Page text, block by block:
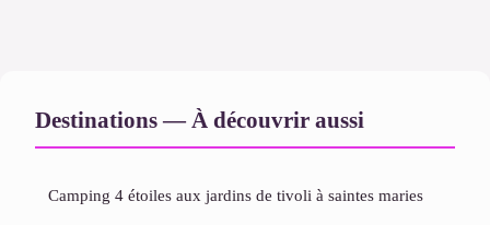
Destinations — À découvrir aussi
Camping 4 étoiles aux jardins de tivoli à saintes maries